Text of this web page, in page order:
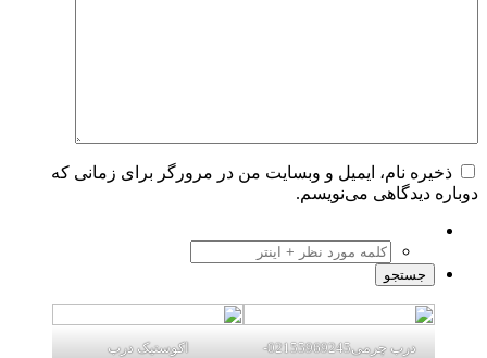
ذخیره نام، ایمیل و وبسایت من در مرورگر برای زمانی که
دوباره دیدگاهی می‌نویسم.
درب چرمی02155969245-
اکوستیک درب